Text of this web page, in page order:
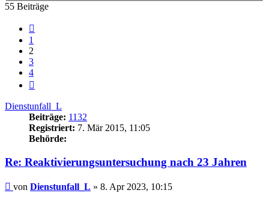
55 Beiträge
1
2
3
4
Dienstunfall_L
Beiträge: 1132
Registriert: 7. Mär 2015, 11:05
Behörde:
Re: Reaktivierungsuntersuchung nach 23 Jahren
Beitrag
von Dienstunfall_L » 8. Apr 2023, 10:15